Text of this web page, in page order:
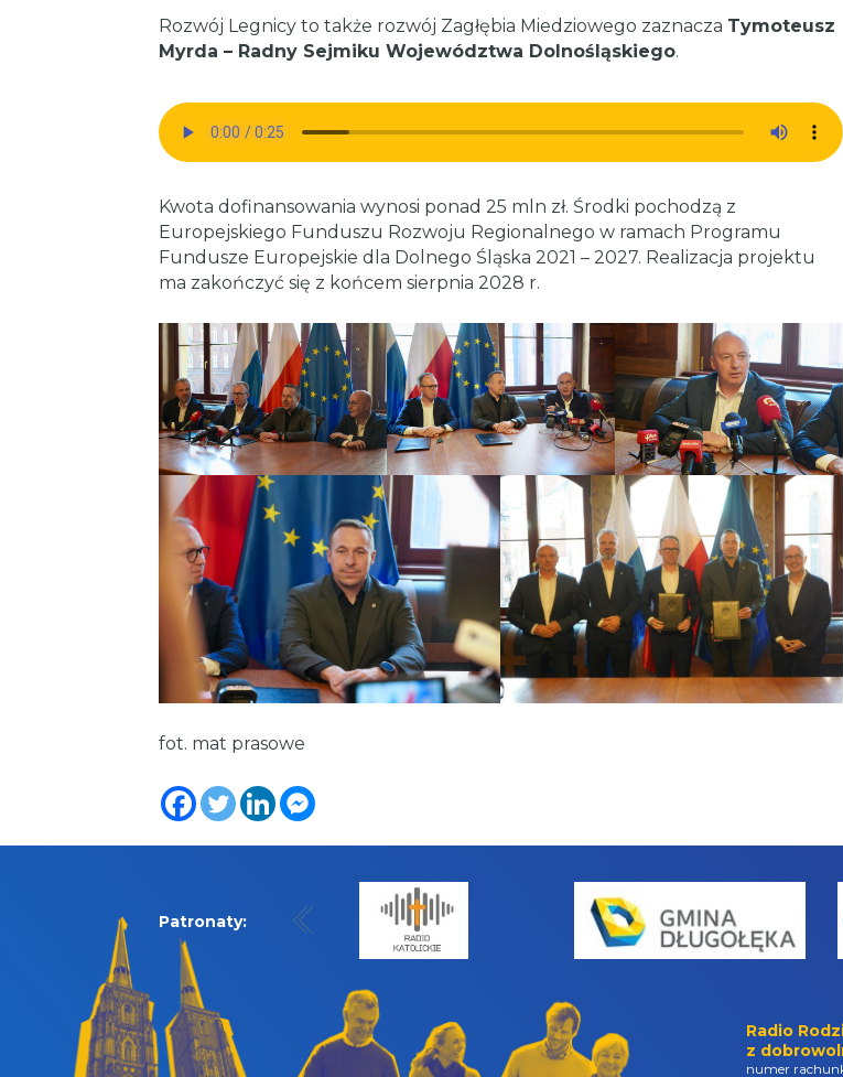
Rozwój Legnicy to także rozwój Zagłębia Miedziowego zaznacza Tymoteusz
Myrda – Radny Sejmiku Województwa Dolnośląskiego.
Kwota dofinansowania wynosi ponad 25 mln zł. Środki pochodzą z
Europejskiego Funduszu Rozwoju Regionalnego w ramach Programu
Fundusze Europejskie dla Dolnego Śląska 2021 – 2027. Realizacja projektu
ma zakończyć się z końcem sierpnia 2028 r.
fot. mat prasowe
Patronaty:
Radio
z
numer